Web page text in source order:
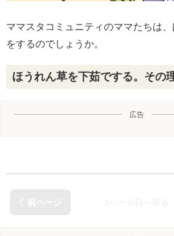
ママスタコミュニティのママたちは
をするのでしょうか。
ほうれん草を下茹でする。その
広告